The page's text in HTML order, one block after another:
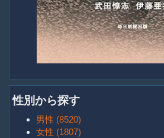
性別から探す
男性 (8520)
女性 (1807)